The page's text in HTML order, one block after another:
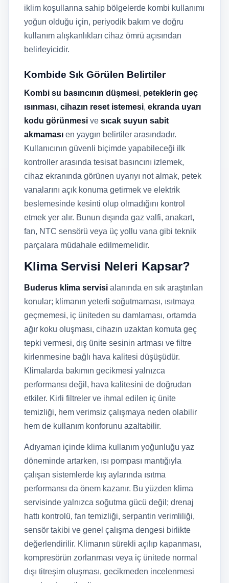
iklim koşullarına sahip bölgelerde kombi kullanımı
yoğun olduğu için, periyodik bakım ve doğru
kullanım alışkanlıkları cihaz ömrü açısından
belirleyicidir.
Kombide Sık Görülen Belirtiler
Kombi su basıncının düşmesi, peteklerin geç
ısınması, cihazın reset istemesi, ekranda uyarı
kodu görünmesi ve sıcak suyun sabit
akmaması en yaygın belirtiler arasındadır.
Kullanıcının güvenli biçimde yapabileceği ilk
kontroller arasında tesisat basıncını izlemek,
cihaz ekranında görünen uyarıyı not almak, petek
vanalarını açık konuma getirmek ve elektrik
beslemesinde kesinti olup olmadığını kontrol
etmek yer alır. Bunun dışında gaz valfi, anakart,
fan, NTC sensörü veya üç yollu vana gibi teknik
parçalara müdahale edilmemelidir.
Klima Servisi Neleri Kapsar?
Buderus klima servisi alanında en sık araştırılan
konular; klimanın yeterli soğutmaması, ısıtmaya
geçmemesi, iç üniteden su damlaması, ortamda
ağır koku oluşması, cihazın uzaktan komuta geç
tepki vermesi, dış ünite sesinin artması ve filtre
kirlenmesine bağlı hava kalitesi düşüşüdür.
Klimalarda bakımın gecikmesi yalnızca
performansı değil, hava kalitesini de doğrudan
etkiler. Kirli filtreler ve ihmal edilen iç ünite
temizliği, hem verimsiz çalışmaya neden olabilir
hem de kullanım konforunu azaltabilir.
Adıyaman içinde klima kullanım yoğunluğu yaz
döneminde artarken, ısı pompası mantığıyla
çalışan sistemlerde kış aylarında ısıtma
performansı da önem kazanır. Bu yüzden klima
servisinde yalnızca soğutma gücü değil; drenaj
hattı kontrolü, fan temizliği, serpantin verimliliği,
sensör takibi ve genel çalışma dengesi birlikte
değerlendirilir. Klimanın sürekli açılıp kapanması,
kompresörün zorlanması veya iç ünitede normal
dışı titreşim oluşması, gecikmeden incelenmesi